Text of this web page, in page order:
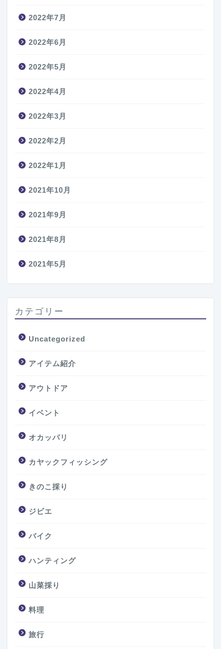
2022年7月
2022年6月
2022年5月
2022年4月
2022年3月
2022年2月
2022年1月
2021年10月
2021年9月
2021年8月
2021年5月
カテゴリー
Uncategorized
アイテム紹介
アウトドア
イベント
オカッパリ
カヤックフィッシング
きのこ採り
ジビエ
バイク
ハンティング
山菜採り
料理
旅行